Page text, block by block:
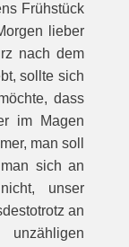
Frühstück
lieber
nach dem
sollte sich
dass
im Magen
man soll
sich an
unser
an